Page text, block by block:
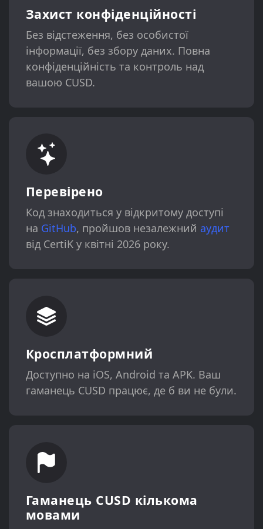
Захист конфіденційності
Без відстеження, без особистої
інформації, без збору даних. Повна
конфіденційність та контроль над
вашою CUSD.
Перевірено
Код знаходиться у відкритому доступі
на GitHub, пройшов незалежний аудит
від CertiK у квітні 2026 року.
Кросплатформний
Доступно на iOS, Android та APK. Ваш
гаманець CUSD працює, де б ви не були.
Гаманець CUSD кількома
мовами